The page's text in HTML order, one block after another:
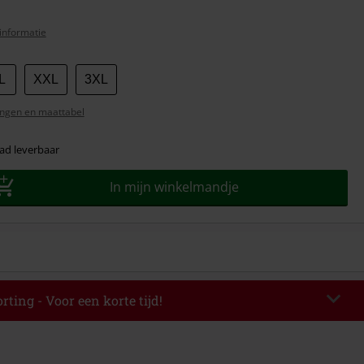
XXL 3XL
en maattabel
leverbaar
In mijn winkelmandje
- Voor een korte tijd!